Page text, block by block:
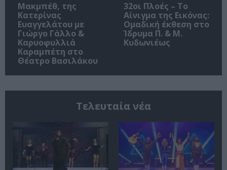
Μακμπέθ, της
Κατερίνας
Ευαγγελάτου με
Γιώργο Γάλλο &
Καρυοφυλλιά
Καραμπέτη στο
Θέατρο Βασιλάκου
32οι Πλοές – Το
Αίνιγμα της Εικόνας:
Ομαδική έκθεση στο
Ίδρυμα Π. & Μ.
Κυδωνιέως
Τελευταία νέα